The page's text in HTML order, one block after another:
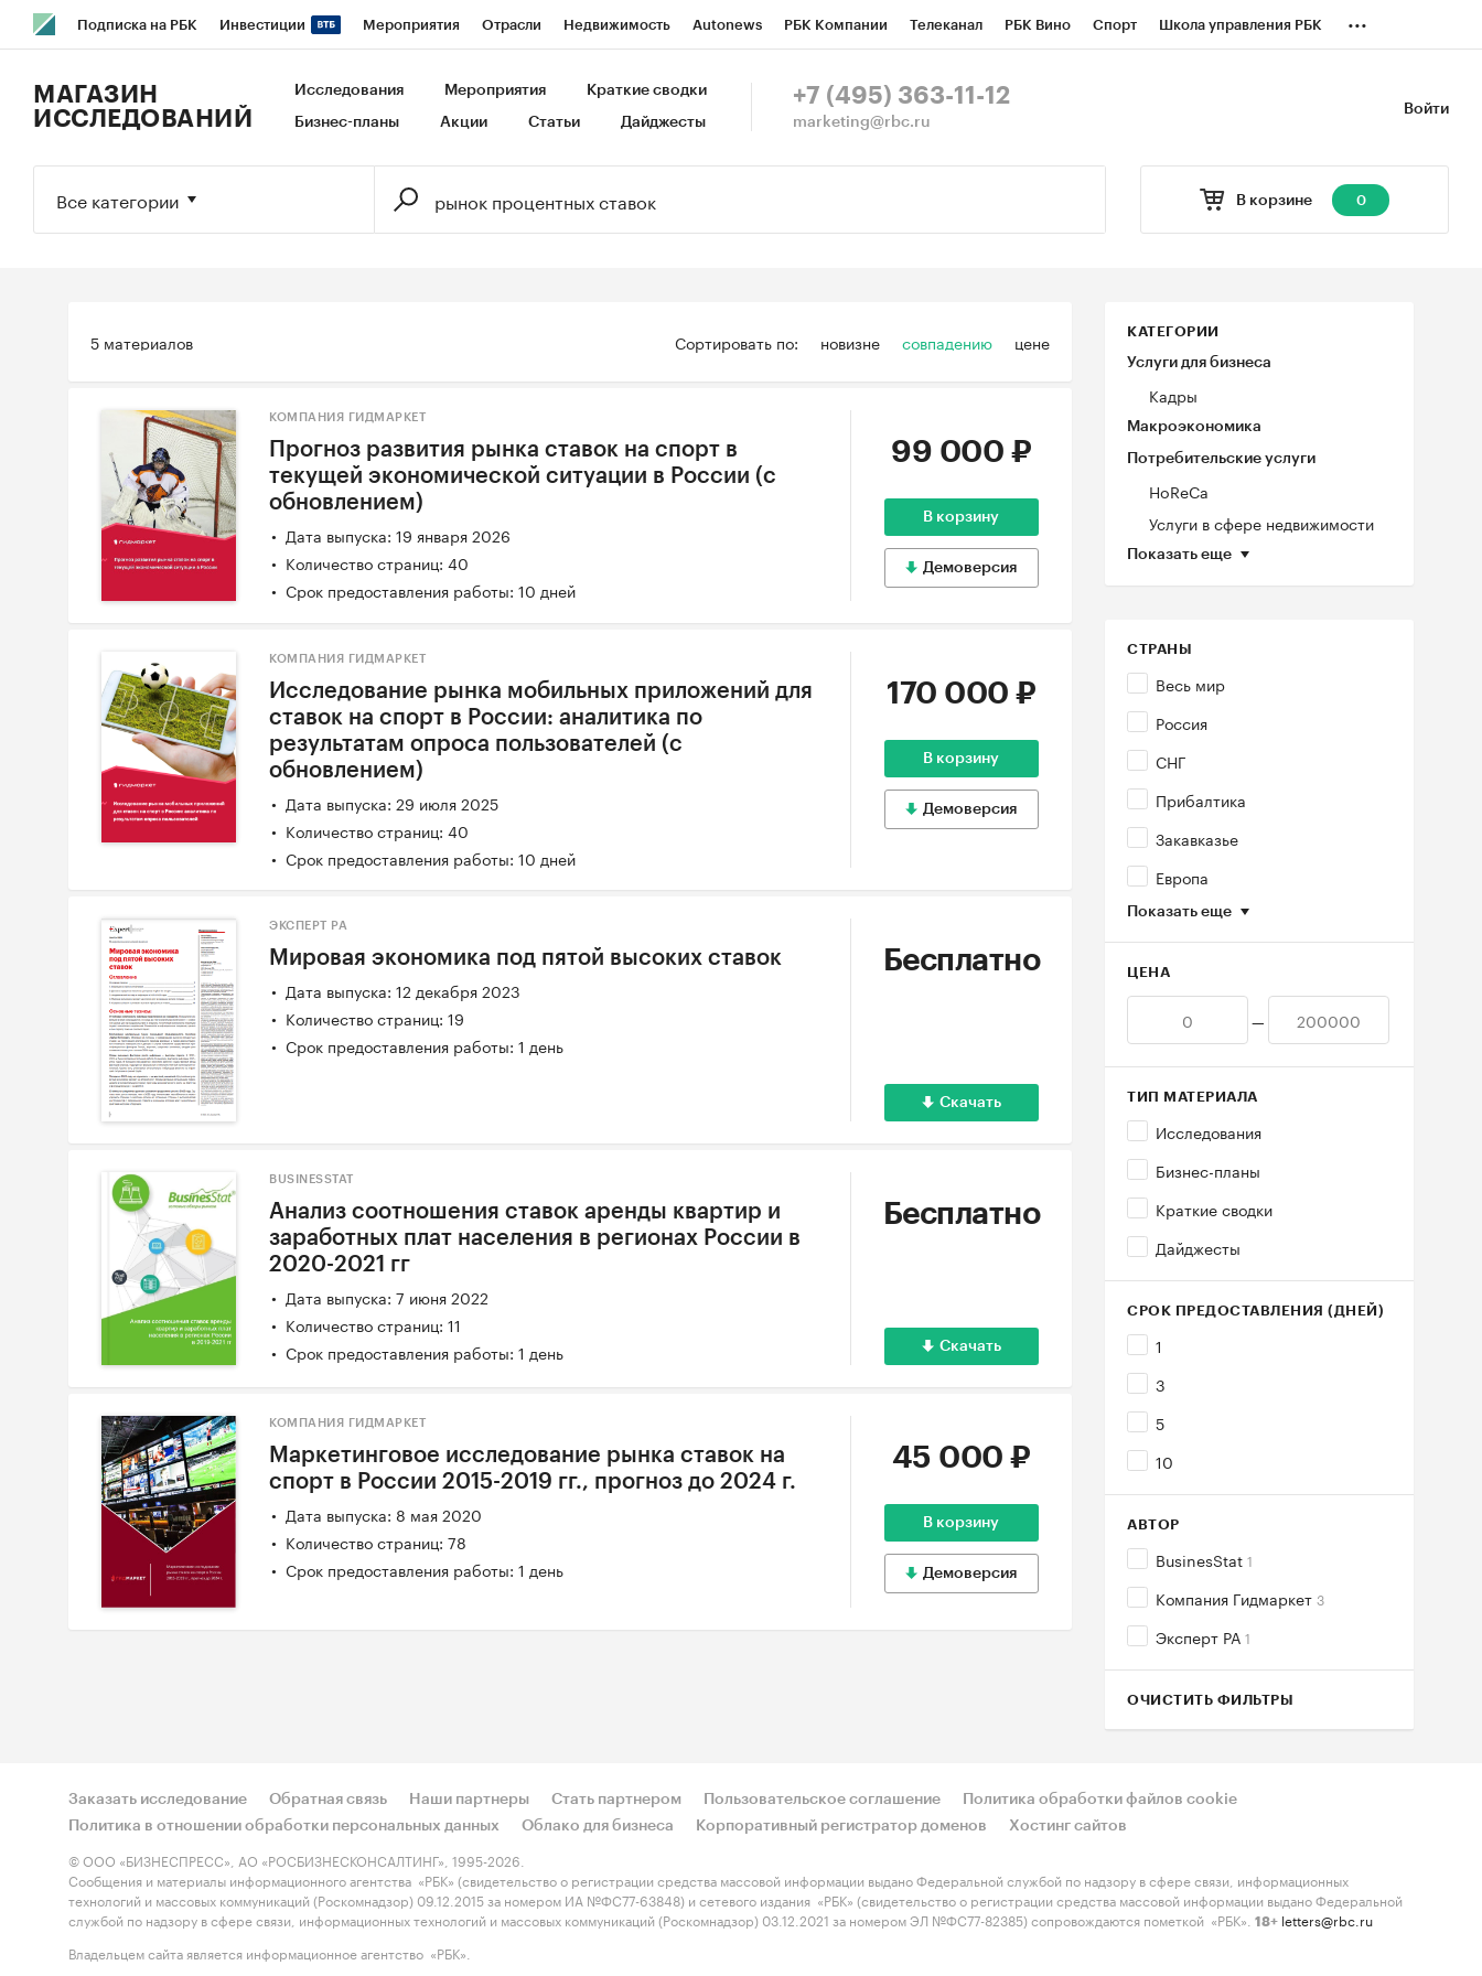
Подписка на РБК Инвестиции Мероприятия Отрасли Недвижимость Autonews РБК Компании Телеканал РБК Вино Спорт Школа управления РБК
Исследования Кредитные рейтинги Франшизы Газета Спецпроекты СПб Конференции СПб Спецпроекты
...
Войти
МАГАЗИН
ИССЛЕДОВАНИЙ
Исследования Мероприятия Краткие сводки
Бизнес-планы Акции Статьи Дайджесты
+7 (495) 363-11-12
marketing@rbc.ru
В корзине 0
Все категории
Сортировать по: новизне совпадению цене
5 материалов КАТЕГОРИИ
Услуги для бизнеса
Кадры
Макроэкономика
Потребительские услуги
HoReCa
Услуги в сфере недвижимости
Показать еще
СТРАНЫ
Весь мир
Россия
СНГ
Прибалтика
Закавказье
Европа
Показать еще
ЦЕНА
—
ТИП МАТЕРИАЛА
Исследования
Бизнес-планы
Краткие сводки
Дайджесты
СРОК ПРЕДОСТАВЛЕНИЯ (ДНЕЙ)
1
3
5
10
АВТОР
BusinesStat 1
Компания Гидмаркет 3
Эксперт РА 1
ОЧИСТИТЬ ФИЛЬТРЫ
КОМПАНИЯ ГИДМАРКЕТ
Прогноз развития рынка ставок на спорт в
текущей экономической ситуации в России (с
обновлением)
Дата выпуска: 19 января 2026
Количество страниц: 40
Срок предоставления работы: 10 дней
99 000 ₽
В корзину
Демоверсия
КОМПАНИЯ ГИДМАРКЕТ
Исследование рынка мобильных приложений для
ставок на спорт в России: аналитика по
результатам опроса пользователей (с
обновлением)
Дата выпуска: 29 июля 2025
Количество страниц: 40
Срок предоставления работы: 10 дней
170 000 ₽
В корзину
Демоверсия
ЭКСПЕРТ РА
Мировая экономика под пятой высоких ставок
Дата выпуска: 12 декабря 2023
Количество страниц: 19
Срок предоставления работы: 1 день
Бесплатно
Скачать
BUSINESSTAT
Анализ соотношения ставок аренды квартир и
заработных плат населения в регионах России в
2020-2021 гг
Дата выпуска: 7 июня 2022
Количество страниц: 11
Срок предоставления работы: 1 день
Бесплатно
Скачать
КОМПАНИЯ ГИДМАРКЕТ
Маркетинговое исследование рынка ставок на
спорт в России 2015-2019 гг., прогноз до 2024 г.
Дата выпуска: 8 мая 2020
Количество страниц: 78
Срок предоставления работы: 1 день
45 000 ₽
В корзину
Демоверсия
Заказать исследование Обратная связь Наши партнеры Стать партнером Пользовательское соглашение
Политика обработки файлов cookie
Политика в отношении обработки персональных данных
Облако для бизнеса Корпоративный регистратор доменов Хостинг сайтов
© ООО «БИЗНЕСПРЕСС», АО «РОСБИЗНЕСКОНСАЛТИНГ», 1995-2026.
Сообщения и материалы информационного агентства «РБК» (свидетельство о регистрации средства массовой информации выдано Федеральной службой по надзору в сфере связи, информационных
технологий и массовых коммуникаций (Роскомнадзор) 09.12.2015 за номером ИА №ФС77-63848) и сетевого издания «РБК» (свидетельство о регистрации средства массовой информации выдано Федеральной
службой по надзору в сфере связи, информационных технологий и массовых коммуникаций (Роскомнадзор) 03.12.2021 за номером ЭЛ №ФС77-82385) сопровождаются пометкой «РБК».
18+ letters@rbc.ru
Владельцем сайта является информационное агентство «РБК».